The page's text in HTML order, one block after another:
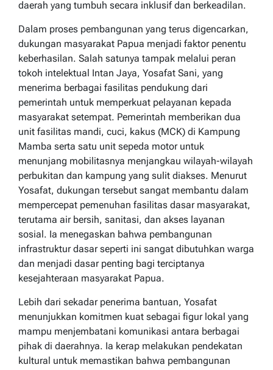
daerah yang tumbuh secara inklusif dan berkeadilan.
Dalam proses pembangunan yang terus digencarkan,
dukungan masyarakat Papua menjadi faktor penentu
keberhasilan. Salah satunya tampak melalui peran
tokoh intelektual Intan Jaya, Yosafat Sani, yang
menerima berbagai fasilitas pendukung dari
pemerintah untuk memperkuat pelayanan kepada
masyarakat setempat. Pemerintah memberikan dua
unit fasilitas mandi, cuci, kakus (MCK) di Kampung
Mamba serta satu unit sepeda motor untuk
menunjang mobilitasnya menjangkau wilayah-wilayah
perbukitan dan kampung yang sulit diakses. Menurut
Yosafat, dukungan tersebut sangat membantu dalam
mempercepat pemenuhan fasilitas dasar masyarakat,
terutama air bersih, sanitasi, dan akses layanan
sosial. Ia menegaskan bahwa pembangunan
infrastruktur dasar seperti ini sangat dibutuhkan warga
dan menjadi dasar penting bagi terciptanya
kesejahteraan masyarakat Papua.
Lebih dari sekadar penerima bantuan, Yosafat
menunjukkan komitmen kuat sebagai figur lokal yang
mampu menjembatani komunikasi antara berbagai
pihak di daerahnya. Ia kerap melakukan pendekatan
kultural untuk memastikan bahwa pembangunan